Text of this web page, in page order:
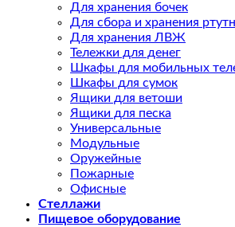
Для хранения бочек
Для сбора и хранения
Для хранения ЛВЖ
Тележки для денег
Шкафы для мобильных
Шкафы для сумок
Ящики для ветоши
Ящики для песка
Универсальные
Модульные
Оружейные
Пожарные
Офисные
Стеллажи
Пищевое оборудование